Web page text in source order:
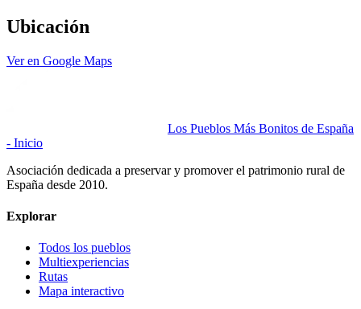
Ubicación
Ver en Google Maps
Los Pueblos Más Bonitos de España
- Inicio
Asociación dedicada a preservar y promover el patrimonio rural de
España desde 2010.
Explorar
Todos los pueblos
Multiexperiencias
Rutas
Mapa interactivo